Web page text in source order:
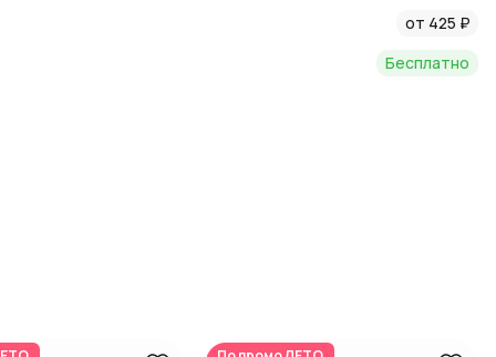
от 425 ₽
Бесплатно